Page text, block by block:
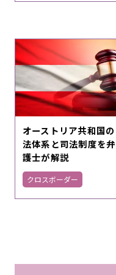
オーストリア共和国の
法体系と司法制度を弁
護士が解説
クロスボーダー